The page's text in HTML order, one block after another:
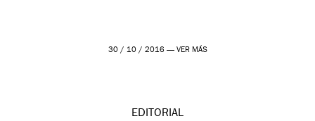
30 / 10 / 2016 — VER MÁS
EDITORIAL